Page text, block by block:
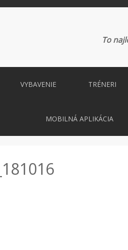
To
VYBAVENIE TRÉNERI
MOBILNÁ APLIKÁCIA